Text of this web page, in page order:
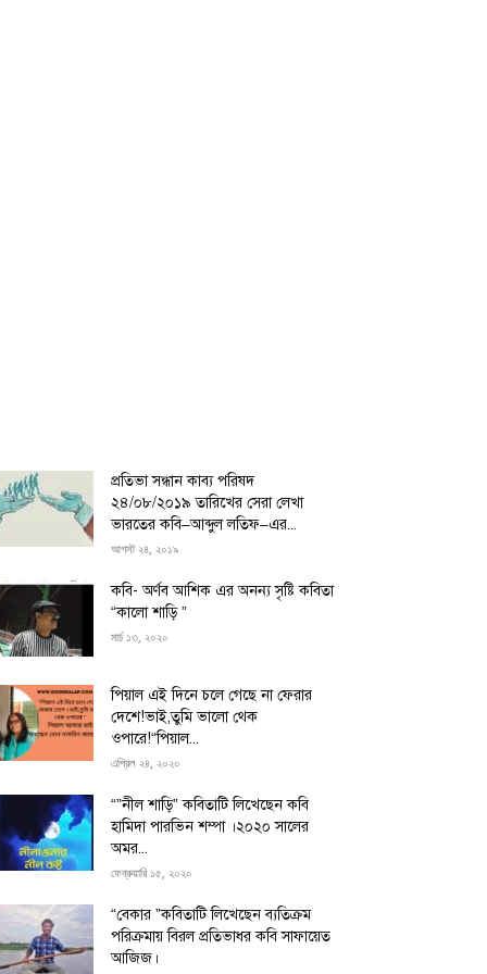
প্রতিভা সন্ধান কাব্য পরিষদ
২৪/০৮/২০১৯ তারিখের সেরা লেখা
ভারতের কবি–আব্দুল লতিফ–এর...
আগস্ট ২৪, ২০১৯
কবি- অর্ণব আশিক এর অনন্য সৃষ্টি কবিতা
“কালো শাড়ি ”
মার্চ ১৩, ২০২০
পিয়াল এই দিনে চলে গেছে না ফেরার
দেশে!ভাই,তুমি ভালো থেক
ওপারে!“পিয়াল...
এপ্রিল ২৪, ২০২০
“”নীল শাড়ি” কবিতাটি লিখেছেন কবি
হামিদা পারভিন শম্পা ।২০২০ সালের
অমর...
ফেব্রুয়ারি ১৫, ২০২০
“বেকার ”কবিতাটি লিখেছেন ব্যতিক্রম
পরিক্রমায় বিরল প্রতিভাধর কবি সাফায়েত
আজিজ।